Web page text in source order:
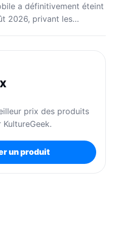
a définitivement éteint
2026, privant les…
prix des produits
un produit